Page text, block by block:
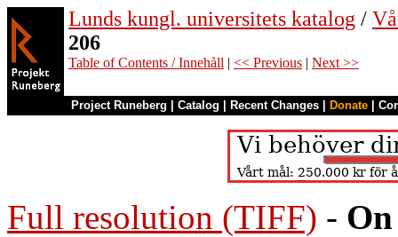
Lunds kungl. universitets katalog /
206
Table of Contents / Innehåll | << Previous | Next >>
Project Runeberg Catalog Recent Changes Donate
Full resolution (TIFF) -